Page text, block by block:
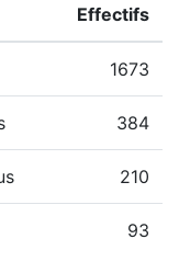
Effectifs
1673
384
210
93